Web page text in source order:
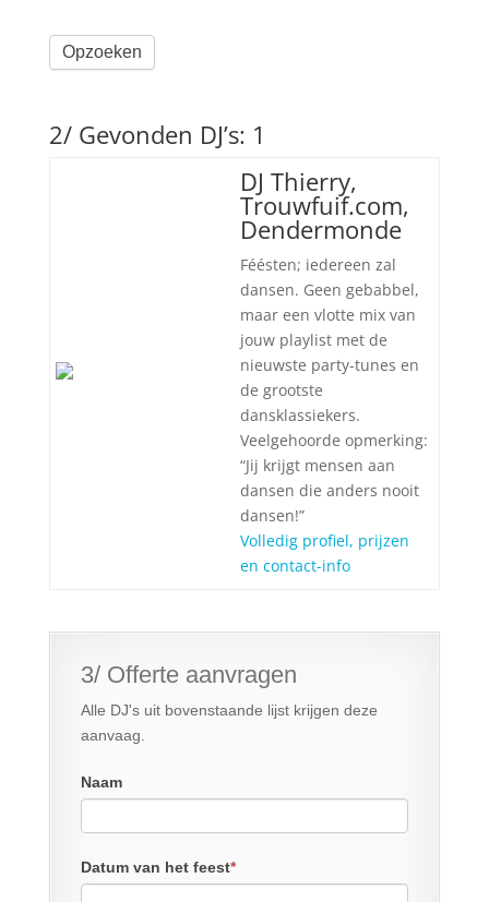
Opzoeken
2/ Gevonden DJ’s: 1
DJ Thierry,
Trouwfuif.com,
Dendermonde
Féésten; iedereen zal
dansen. Geen gebabbel,
maar een vlotte mix van
jouw playlist met de
nieuwste party-tunes en
de grootste
dansklassiekers.
Veelgehoorde opmerking:
“Jij krijgt mensen aan
dansen die anders nooit
dansen!”
Volledig profiel, prijzen
en contact-info
3/ Offerte aanvragen
Alle DJ's uit bovenstaande lijst krijgen deze
aanvaag.
Naam
Datum van het feest*